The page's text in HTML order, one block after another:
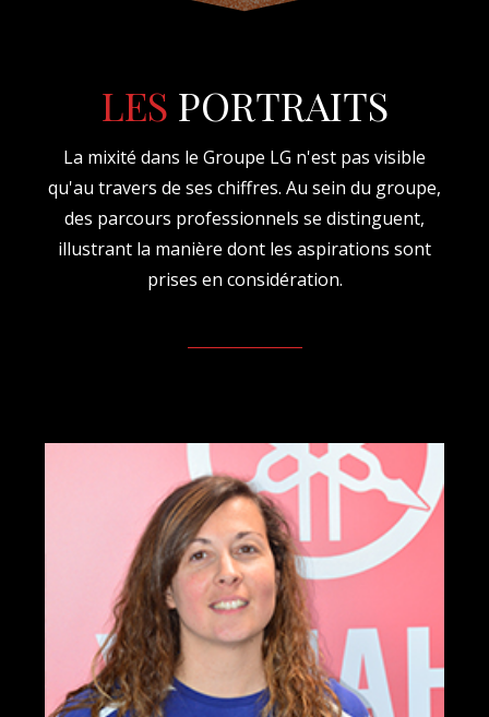
LES PORTRAITS
La mixité dans le Groupe LG n'est pas visible
qu'au travers de ses chiffres. Au sein du groupe,
des parcours professionnels se distinguent,
illustrant la manière dont les aspirations sont
prises en considération.